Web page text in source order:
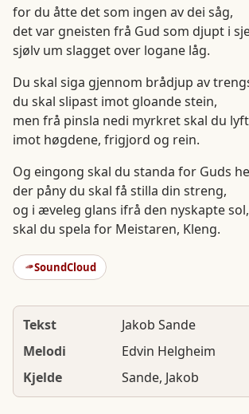
for du åtte det som ingen av dei såg,
det var gneisten frå Gud som djupt i
sjølv um slagget over logane låg.
Du skal siga gjennom brådjup av
du skal slipast imot gloande stein,
men frå pinsla nedi myrkret skal du
imot høgdene, frigjord og rein.
Og eingong skal du standa for Guds
der påny du skal få stilla din streng,
og i æveleg glans ifrå den nyskapte sol,
skal du spela for Meistaren, Kleng.
SoundCloud
Tekst
Jakob Sande
Melodi
Edvin Helgheim
Kjelde
Sande, Jakob